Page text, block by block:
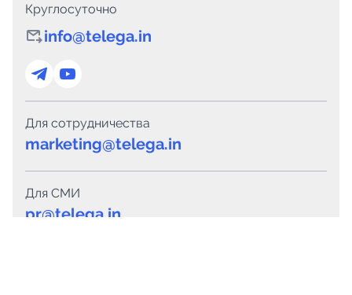
Круглосуточно
info@telega.in
Для сотрудничества
marketing@telega.in
Для СМИ
pr@telega.in